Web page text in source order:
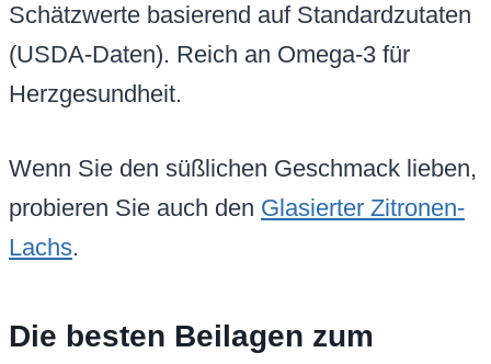
Schätzwerte basierend auf Standardzutaten
(USDA-Daten). Reich an Omega-3 für
Herzgesundheit.
Wenn Sie den süßlichen Geschmack lieben,
probieren Sie auch den Glasierter Zitronen-
Lachs.
Die besten Beilagen zum